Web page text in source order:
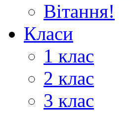
Вітання!
Класи
1 клас
2 клас
3 клас